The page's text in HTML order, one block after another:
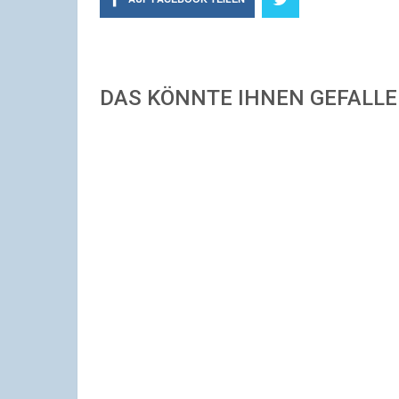
DAS KÖNNTE IHNEN